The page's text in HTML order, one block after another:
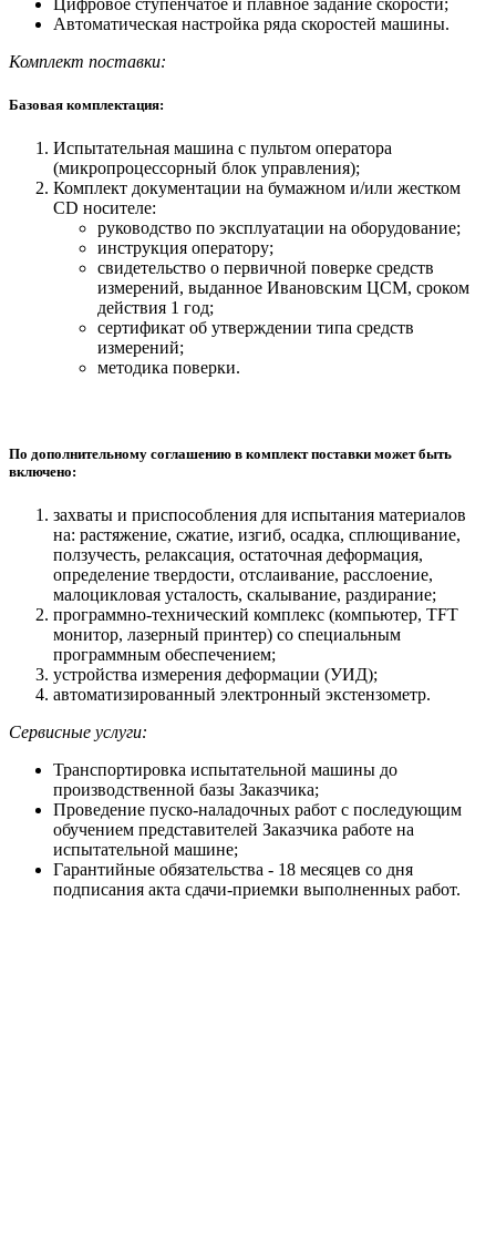
Цифровое ступенчатое и плавное задание скорости;
Автоматическая настройка ряда скоростей машины.
Комплект поставки:
Базовая комплектация:
Испытательная машина с пультом оператора
(микропроцессорный блок управления);
Комплект документации на бумажном и/или жестком
СD носителе:
руководство по эксплуатации на оборудование;
инструкция оператору;
свидетельство о первичной поверке средств
измерений, выданное Ивановским ЦСМ, сроком
действия 1 год;
сертификат об утверждении типа средств
измерений;
методика поверки.
По дополнительному соглашению в комплект поставки может быть
включено:
захваты и приспособления для испытания материалов
на: растяжение, сжатие, изгиб, осадка, сплющивание,
ползучесть, релаксация, остаточная деформация,
определение твердости, отслаивание, расслоение,
малоцикловая усталость, скалывание, раздирание;
программно-технический комплекс (компьютер, TFT
монитор, лазерный принтер) со специальным
программным обеспечением;
устройства измерения деформации (УИД);
автоматизированный электронный экстензометр.
Сервисные услуги:
Транспортировка испытательной машины до
производственной базы Заказчика;
Проведение пуско-наладочных работ с последующим
обучением представителей Заказчика работе на
испытательной машине;
Гарантийные обязательства - 18 месяцев со дня
подписания акта сдачи-приемки выполненных работ.